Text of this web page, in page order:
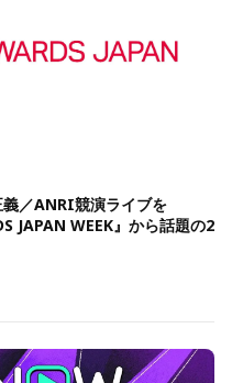
／ANRI競演ライブを
JAPAN WEEK』から話題の2